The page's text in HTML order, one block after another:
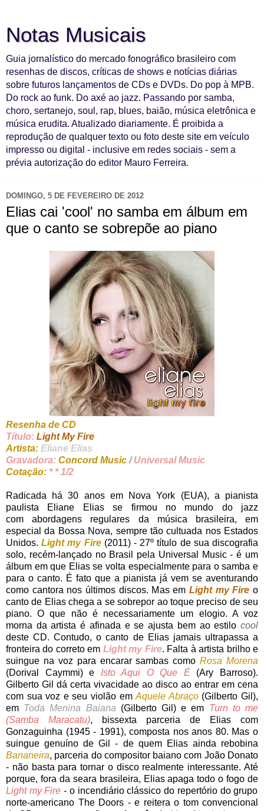
Notas Musicais
Guia jornalístico do mercado fonográfico brasileiro com
resenhas de discos, críticas de shows e notícias diárias
sobre futuros lançamentos de CDs e DVDs. Do pop à MPB.
Do rock ao funk. Do axé ao jazz. Passando por samba,
choro, sertanejo, soul, rap, blues, baião, música eletrônica e
música erudita. Atualizado diariamente. É proibida a
reprodução de qualquer texto ou foto deste site em veículo
impresso ou digital - inclusive em redes sociais - sem a
prévia autorização do editor Mauro Ferreira.
DOMINGO, 5 DE FEVEREIRO DE 2012
Elias cai 'cool' no samba em álbum em
que o canto se sobrepõe ao piano
Resenha de CD
Título: Light My Fire
Artista: Eliane Elias
Gravadora: Concord Music /Universal Music
Cotação: * * 1/2
Radicada há 30 anos em Nova York (EUA), a pianista
paulista Eliane Elias se firmou no mundo do jazz
com abordagens regulares da música brasileira, em
especial da Bossa Nova, sempre tão cultuada nos Estados
Unidos.Light my Fire(2011) - 27º título de sua discografia
solo, recém-lançado no Brasil pela Universal Music - é um
álbum em que Elias se volta especialmente para o samba e
para o canto. É fato que a pianista já vem se aventurando
como cantora nos últimos discos. Mas em Light my Fire o
canto de Elias chega a se sobrepor ao toque preciso de seu
piano. O que não é necessariamente um elogio. A voz
morna da artista é afinada e se ajusta bem ao estilo cool
deste CD. Contudo, o canto de Elias jamais ultrapassa a
fronteira do correto em Light my Fire. Falta à artista brilho e
suingue na voz para encarar sambas comoRosa Morena
(Dorival Caymmi) e Isto Aqui O Que É(Ary Barroso).
Gilberto Gil dá certa vivacidade ao disco ao entrar em cena
com sua voz e seu violão emAquele Abraço(Gilberto Gil),
em Toda Menina Baiana (Gilberto Gil) e em Turn to me
(Samba Maracatu), bissexta parceria de Elias com
Gonzaguinha (1945 - 1991), composta nos anos 80. Mas o
suingue genuíno de Gil - de quem Elias ainda rebobina
Bananeira, parceria do compositor baiano com João Donato
- não basta para tornar o disco realmente interessante. Até
porque, fora da seara brasileira, Elias apaga todo o fogo de
Light my Fire - o incendiário clássico do repertório do grupo
norte-americano The Doors - e reitera o tom convencional